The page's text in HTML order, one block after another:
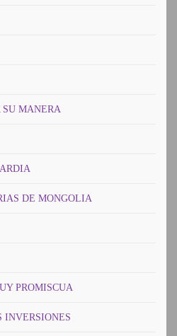
SU MANERA
DE MONGOLIA
PROMISCUA
INVERSIONES